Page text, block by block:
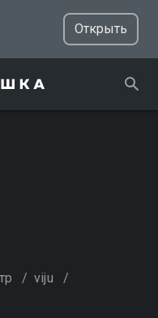
Открыть
/ viju /